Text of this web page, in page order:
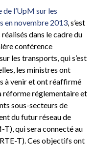
l’UpM sur les
en novembre 2013, s’est
dans le cadre du
conférence
les transports, qui s’est
les ministres ont
à venir et ont réaffirmé
réforme réglementaire et
sous-secteurs de
du futur réseau de
qui sera connecté au
T). Ces objectifs ont